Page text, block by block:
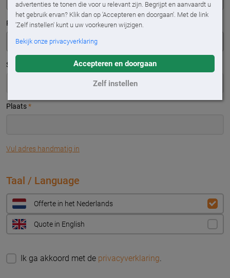
advertenties te tonen die voor u relevant zijn. Begrijpt en aanvaardt u
het gebruik ervan? Klik dan op 'Accepteren en doorgaan'. Met de link
'Zelf instellen' kunt u uw voorkeuren wijzigen.
Bekijk onze privacyverklaring
Accepteren en doorgaan
Zelf instellen
Postcode* Huisnr.
Straatnaam
Plaats*
Vul adres handmatig in
Taal / Language
Offerte in het Nederlands
Quote in English
Ik ga akkoord met de privacyverklaring.